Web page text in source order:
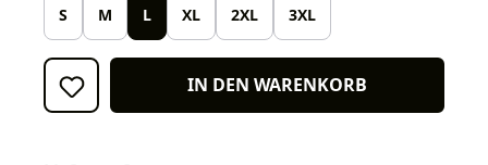
S M L XL 2XL 3XL
IN DEN WARENKORB